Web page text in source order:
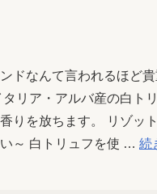
ドなんて言われるほど
リア・アルバ産の白ト
りを放ちます。 リゾッ
～ 白トリュフを使 … 続